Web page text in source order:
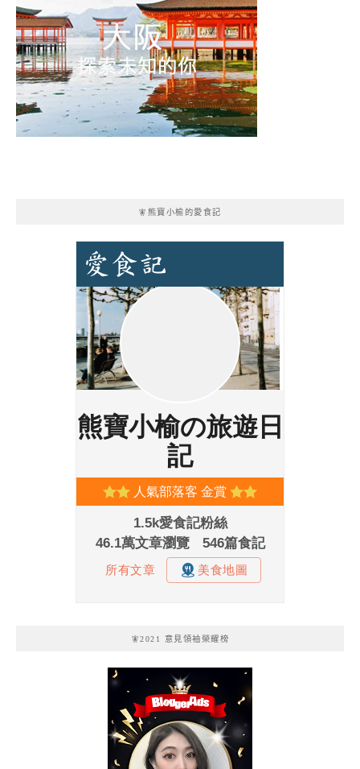
🧚熊寶小榆的愛食記
🧚2021 意見領袖榮耀榜